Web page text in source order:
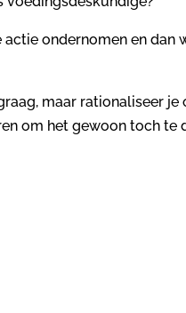
ondernomen en dan
maar rationaliseer
om het gewoon toch te